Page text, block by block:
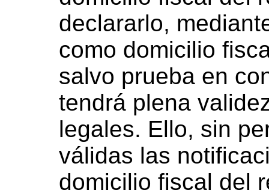
declararlo,
como domicilio
salvo prueba en
tendrá plena
legales. Ello, sin
válidas las
domicilio fiscal del